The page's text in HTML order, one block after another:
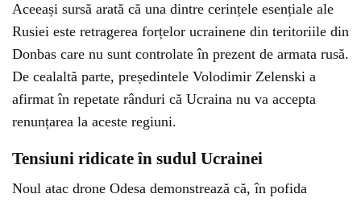
Aceeași sursă arată că una dintre cerințele esențiale ale
Rusiei este retragerea forțelor ucrainene din teritoriile din
Donbas care nu sunt controlate în prezent de armata rusă.
De cealaltă parte, președintele Volodimir Zelenski a
afirmat în repetate rânduri că Ucraina nu va accepta
renunțarea la aceste regiuni.
Tensiuni ridicate în sudul Ucrainei
Noul atac drone Odesa demonstrează că, în pofida